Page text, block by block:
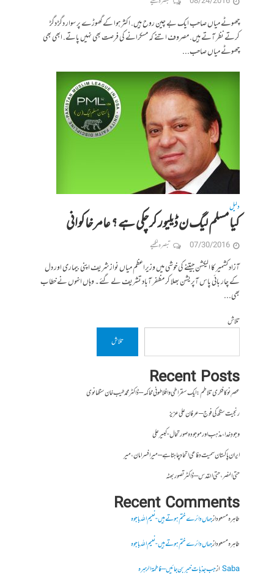
چھوٹے میاں صاحب ایک بے چین روح ہیں. اکثر ہوا کے گھوڑے پر سوار دگڑ دگڑ
کرتے نظر آتے ہیں. مصروف اتنے کہ مسکرانے کی فرصت بھی نہیں پاتے. ابھی بھی
چھوٹے میاں صاحب...
دلیل
کیا مسلم لیگ ن ڈیلیور کر چکی ہے ؟ عامر خاکوانی
07/30/2016 تبصرہ لکھیے
آزاد کشمیر کا الیکشن جیتنے کی خوشی میں وزیراعظم میاں نواز شریف اپنی بیماری اور دل
کے چار بائی پاس آپریشن بھلا کر مظفر آباد تشریف لے گئے۔ وہاں انہوں نے خطاب
بھی...
تلاش
تلاش
Recent Posts
عصرِ نو کا فکری تلاطم: ایک سقراطی و افلاطونی محاکمہ – ڈاکٹر محمد طیب خان سنگھانوی
رنجیت سنگھ کی فوج – عرفان علی عزیز
وجودِ خدا، مذہب اور موجودہ صورتحال- کبیر علی
ایران پاکستان سمیت دفاعی اتحاد چاہتا ہے – میر افسر امان،میر
حتی النصر ، حتی القدس – ڈاکٹر تصور بھٹہ
Recent Comments
طاہرہ مسعودازجہاں دائرے ختم ہوتے ہیں- نعیم اللہ باجوہ
طاہرہ مسعودازجہاں دائرے ختم ہوتے ہیں- نعیم اللہ باجوہ
Sabaازجب جذبات خبر بن جائیں – فاطمۃالزہرہ